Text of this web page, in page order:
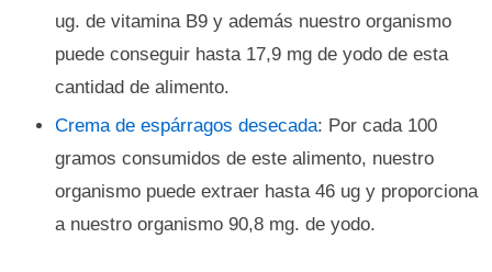
ug. de vitamina B9 y además nuestro organismo
puede conseguir hasta 17,9 mg de yodo de esta
cantidad de alimento.
Crema de espárragos desecada: Por cada 100
gramos consumidos de este alimento, nuestro
organismo puede extraer hasta 46 ug y proporciona
a nuestro organismo 90,8 mg. de yodo.